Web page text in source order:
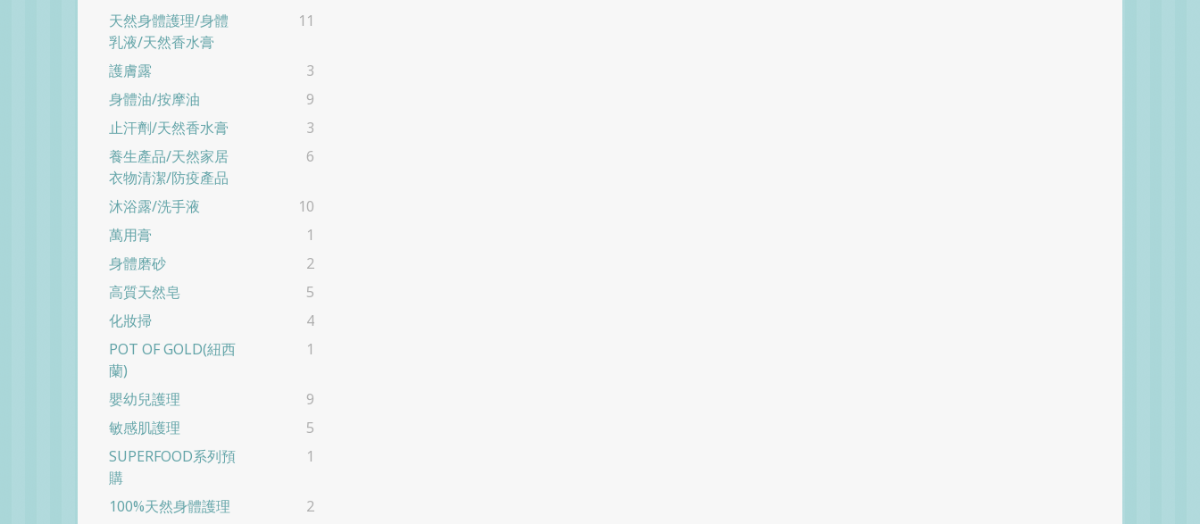
天然身體護理/身體
乳液/天然香水膏
11
護膚露
3
身體油/按摩油
9
止汗劑/天然香水膏
3
養生產品/天然家居
衣物清潔/防疫產品
6
沐浴露/洗手液
10
萬用膏
1
身體磨砂
2
高質天然皂
5
化妝掃
4
POT OF GOLD(紐西
蘭)
1
嬰幼兒護理
9
敏感肌護理
5
SUPERFOOD系列預
購
1
100%天然身體護理
2